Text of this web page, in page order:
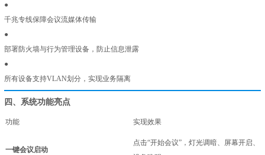
●
千兆专线保障会议流媒体传输
●
部署防火墙与行为管理设备，防止信息泄露
●
所有设备支持VLAN划分，实现业务隔离
四、系统功能亮点
功能 实现效果
一键会议启动
点击“开始会议”，灯光调暗、屏幕开启、